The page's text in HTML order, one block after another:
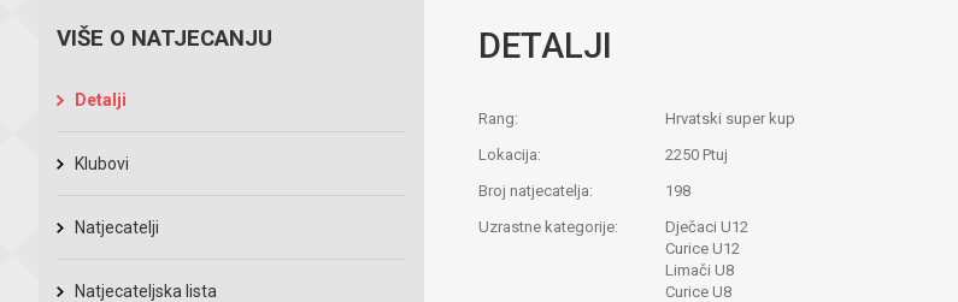
VIŠE O NATJECANJU
Detalji
Klubovi
Natjecatelji
Natjecateljska lista
DETALJI
Rang:
Hrvatski super kup
Lokacija:
2250 Ptuj
Broj natjecatelja:
198
Uzrastne kategorije:
Dječaci U12
Curice U12
Limači U8
Curice U8